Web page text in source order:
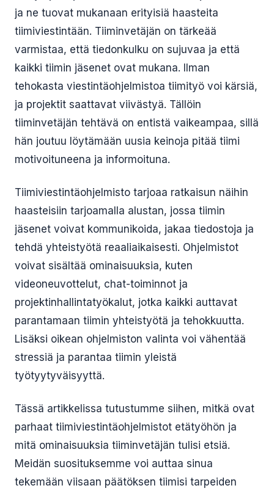
ja ne tuovat mukanaan erityisiä haasteita
tiimiviestintään. Tiiminvetäjän on tärkeää
varmistaa, että tiedonkulku on sujuvaa ja että
kaikki tiimin jäsenet ovat mukana. Ilman
tehokasta viestintäohjelmistoa tiimityö voi kärsiä,
ja projektit saattavat viivästyä. Tällöin
tiiminvetäjän tehtävä on entistä vaikeampaa, sillä
hän joutuu löytämään uusia keinoja pitää tiimi
motivoituneena ja informoituna.
Tiimiviestintäohjelmisto tarjoaa ratkaisun näihin
haasteisiin tarjoamalla alustan, jossa tiimin
jäsenet voivat kommunikoida, jakaa tiedostoja ja
tehdä yhteistyötä reaaliaikaisesti. Ohjelmistot
voivat sisältää ominaisuuksia, kuten
videoneuvottelut, chat-toiminnot ja
projektinhallintatyökalut, jotka kaikki auttavat
parantamaan tiimin yhteistyötä ja tehokkuutta.
Lisäksi oikean ohjelmiston valinta voi vähentää
stressiä ja parantaa tiimin yleistä
työtyytyväisyyttä.
Tässä artikkelissa tutustumme siihen, mitkä ovat
parhaat tiimiviestintäohjelmistot etätyöhön ja
mitä ominaisuuksia tiiminvetäjän tulisi etsiä.
Meidän suosituksemme voi auttaa sinua
tekemään viisaan päätöksen tiimisi tarpeiden